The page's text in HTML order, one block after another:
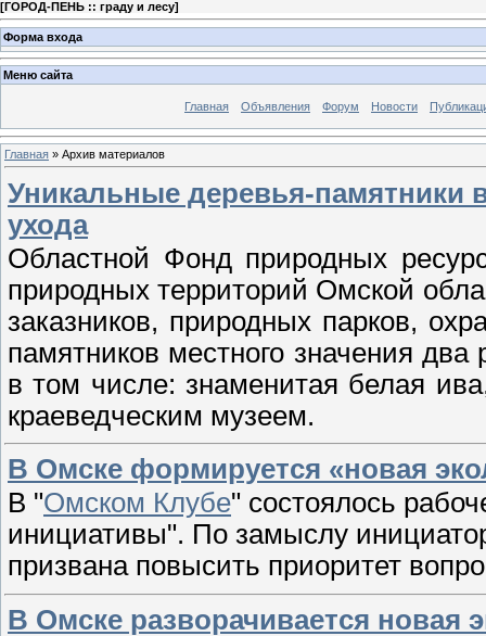
[ГОРОД-ПЕНЬ :: граду и лесу]
Форма входа
Меню сайта
Главная Объявления Форум Новости
Главная » Архив материалов
Уникальные деревья-памятники
ухода
Областной Фонд природных
природных территорий Омской
заказников, природных парков,
памятников местного значения
в том числе: знаменитая белая
краеведческим музеем.
В Омске формируется «новая
В "Омском Клубе" состоялось
инициативы". По замыслу
призвана повысить приоритет
В Омске разворачивается новая